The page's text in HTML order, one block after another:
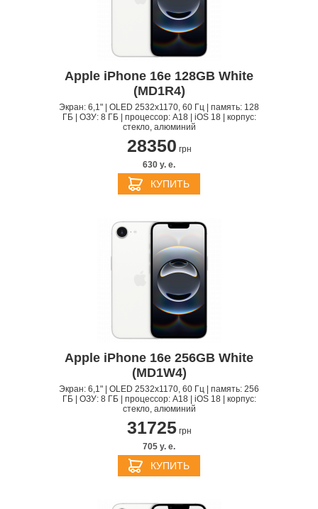
Apple iPhone 16e 128GB White
(MD1R4)
Экран: 6,1" | OLED 2532x1170, 60 Гц | память: 128
ГБ | ОЗУ: 8 ГБ | процессор: A18 | iOS 18 | корпус:
стекло, алюминий
28350 грн
630 y. e.
КУПИТЬ
Apple iPhone 16e 256GB White
(MD1W4)
Экран: 6,1" | OLED 2532x1170, 60 Гц | память: 256
ГБ | ОЗУ: 8 ГБ | процессор: A18 | iOS 18 | корпус:
стекло, алюминий
31725грн
705 y. e.
КУПИТЬ